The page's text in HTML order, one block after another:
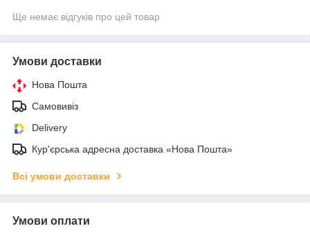
Ще немає відгуків про цей товар
Умови доставки
Нова Пошта
Самовивіз
Delivery
Кур'єрська адресна доставка «Нова Пошта»
Всі умови доставки
Умови оплати